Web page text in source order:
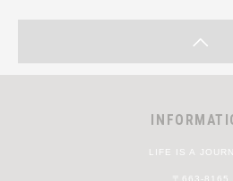
LIFE IS A
〒663-8165